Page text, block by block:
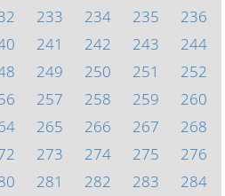
233 234 235
236
241 242 243
244
249 250 251
252
257 258 259
260
265 266 267
268
273 274 275
276
281 282 283
284